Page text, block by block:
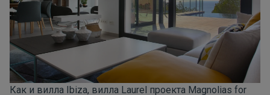
Как и вилла Ibiza, вилла Laurel проекта Magnolias for